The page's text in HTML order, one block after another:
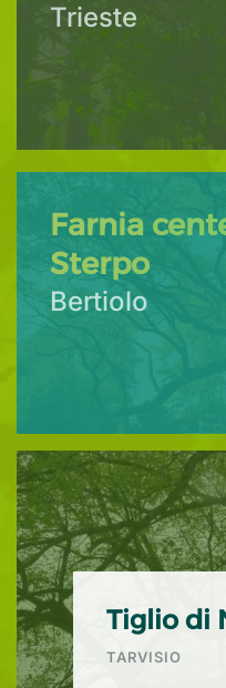
Trieste
Farnia
Sterpo
Bertiolo
Tiglio di
TARVISIO